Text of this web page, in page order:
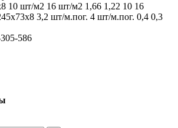
10 шт/м2 16 шт/м2 1,66 1,22 10 16
3,2 шт/м.пог. 4 шт/м.пог. 0,4 0,3
586